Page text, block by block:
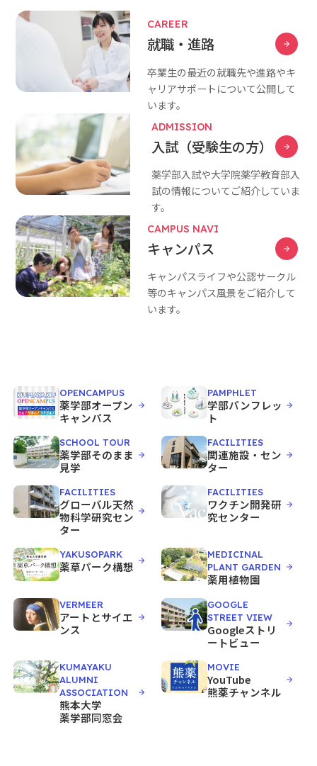
CAREER
就職・進路
卒業生の最近の就職先や進路やキ
ャリアサポートについて公開して
います。
ADMISSION
入試（受験生の方）
薬学部入試や大学院薬学教育部入
試の情報についてご紹介していま
す。
CAMPUS NAVI
キャンパス
キャンパスライフや公認サークル
等のキャンパス風景をご紹介して
います。
OPENCAMPUS
薬学部オープン
キャンパス
PAMPHLET
学部パンフレッ
ト
SCHOOL TOUR
薬学部そのまま
見学
FACILITIES
関連施設・セン
ター
FACILITIES
グローバル天然
物科学研究セン
ター
FACILITIES
ワクチン開発研
究センター
YAKUSOPARK
薬草パーク構想
MEDICINAL
PLANT GARDEN
薬用植物園
VERMEER
アートとサイエ
ンス
GOOGLE
STREET VIEW
Googleストリ
ートビュー
KUMAYAKU
ALUMNI
ASSOCIATION
熊本大学
薬学部同窓会
MOVIE
YouTube
熊薬チャンネル